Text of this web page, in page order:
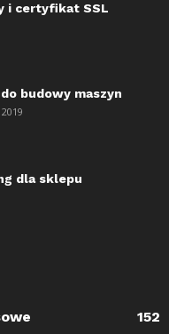
i certyfikat SSL
budowy maszyn
dla sklepu
152